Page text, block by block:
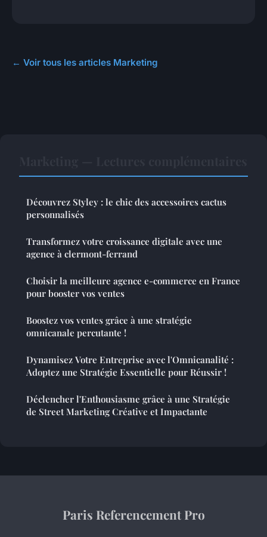
← Voir tous les articles Marketing
Découvrez Styley : le chic des accessoires cactus
personnalisés
Transformez votre croissance digitale avec une
agence à clermont-ferrand
Choisir la meilleure agence e-commerce en France
pour booster vos ventes
Boostez vos ventes grâce à une stratégie
omnicanale percutante !
Dynamisez Votre Entreprise avec l'Omnicanalité :
Adoptez une Stratégie Essentielle pour Réussir !
Déclencher l'Enthousiasme grâce à une Stratégie
de Street Marketing Créative et Impactante
Paris Referencement Pro